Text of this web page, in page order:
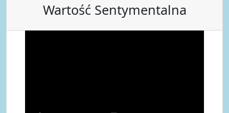
Wartość Sentymentalna